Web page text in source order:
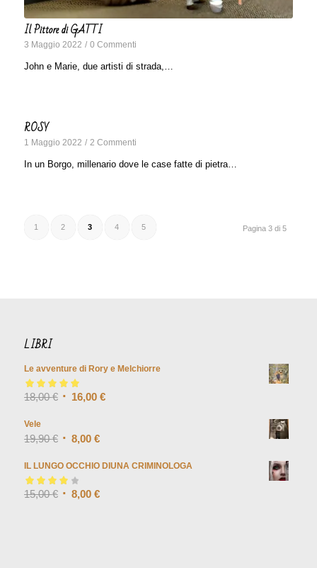
Il Pittore di GATTI
3 Maggio 2022 / 0 Commenti
John e Marie, due artisti di strada,…
ROSY
1 Maggio 2022 / 2 Commenti
In un Borgo, millenario dove le case fatte di pietra…
Pagina 3 di 5
1 2 3 4 5
LIBRI
Le avventure di Rory e Melchiorre
Valutato5.00
su
18,00€ 16,00 €
Vele
19,90€ 8,00 €
IL LUNGO OCCHIO DIUNA CRIMINOLOGA
Valutato4.00
15,00€ 8,00 €